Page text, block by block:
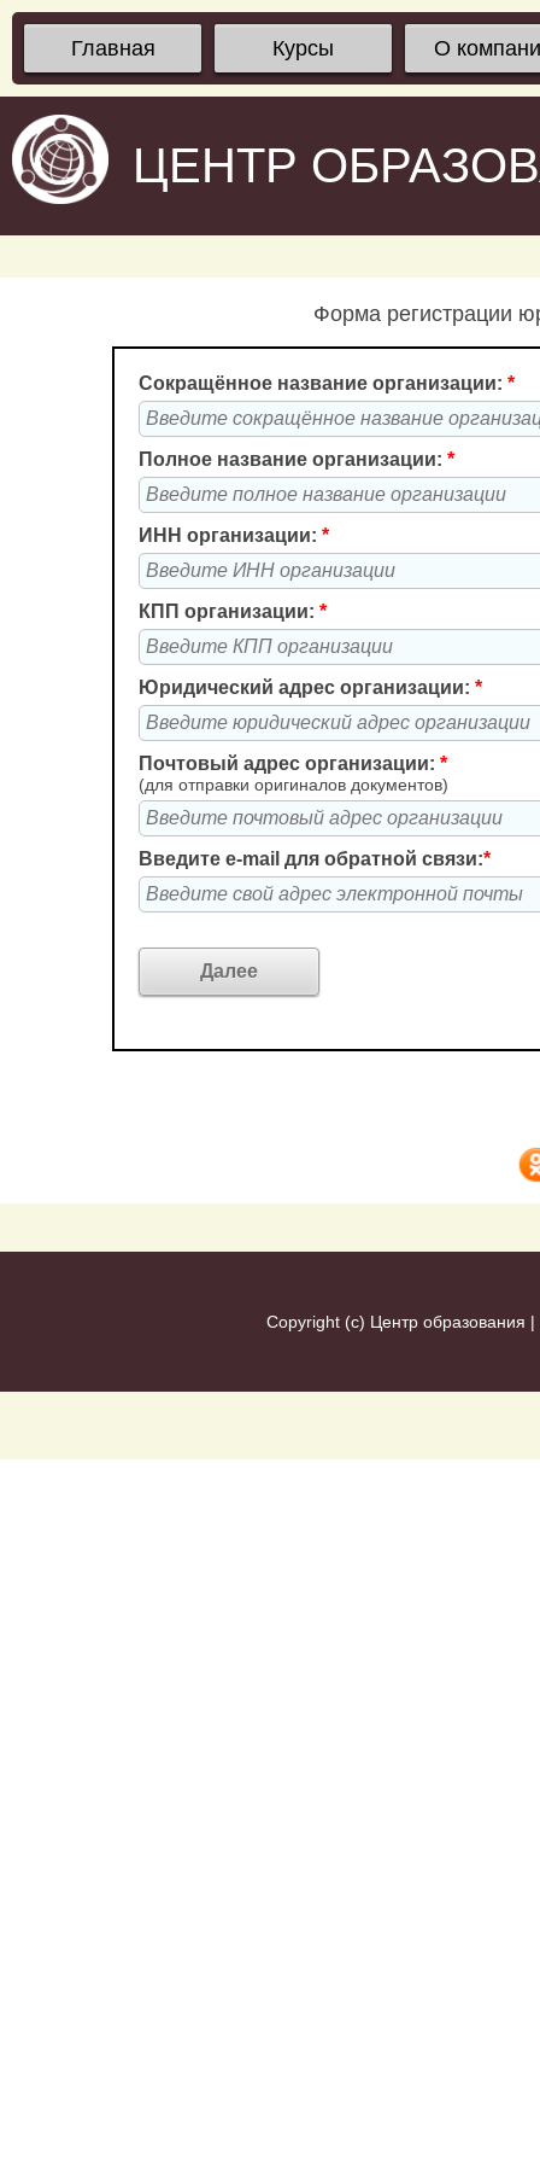
Главная Курсы О
ЦЕНТР
Форма регистрации
Сокращённое название организации: *
Полное название организации: *
ИНН организации: *
КПП организации: *
Юридический адрес организации: *
Почтовый адрес организации: *
(для отправки оригиналов документов)
Введите e-mail для обратной связи:*
Copyright (c) Центр образования |